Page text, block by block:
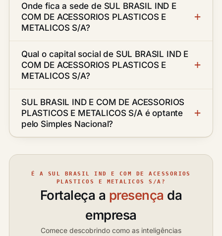
Onde fica a sede de SUL BRASIL IND E
COM DE ACESSORIOS PLASTICOS E
METALICOS S/A?
Qual o capital social de SUL BRASIL IND E
COM DE ACESSORIOS PLASTICOS E
METALICOS S/A?
SUL BRASIL IND E COM DE ACESSORIOS
PLASTICOS E METALICOS S/A é optante
pelo Simples Nacional?
É A SUL BRASIL IND E COM DE ACESSORIOS
PLASTICOS E METALICOS S/A?
Fortaleça a presença da
empresa
Comece descobrindo como as inteligências